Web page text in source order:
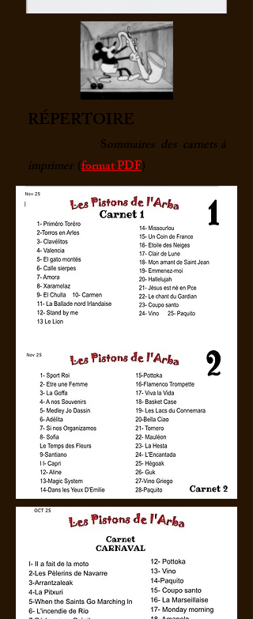
RÉPERTOIRE
Sommaires des carnetsà
imprimer(format PDF)